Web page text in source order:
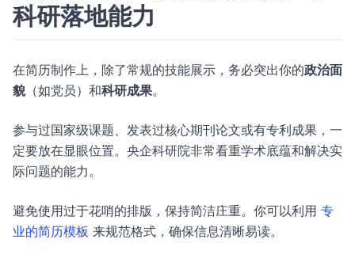
科研落地能力
在简历制作上，除了常规的技能展示，务必突出你的政治面
貌（如党员）和科研成果。
参与过国家级课题、发表过核心期刊论文或有专利成果，一
定要放在显眼位置。央企科研院非常看重学术底蕴和解决实
际问题的能力。
避免使用过于花哨的排版，保持简洁庄重。你可以利用 专
业的简历模板 来规范格式，确保信息清晰易读。